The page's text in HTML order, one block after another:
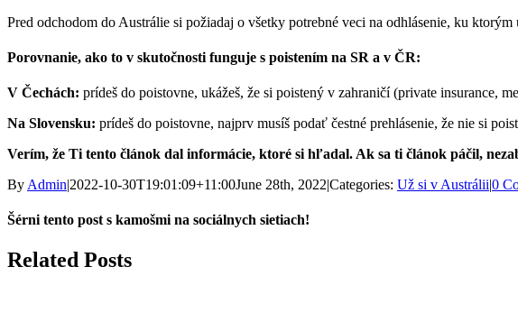
Pred odchodom do Austrálie si požiadaj o všetky potrebné veci na odhlásenie, ku
Porovnanie, ako to v skutočnosti funguje s poistením na SR a v ČR:
V Čechách: prídeš do poistovne, ukážeš, že si poistený v zahraničí (private insurance,
Na Slovensku: prídeš do poistovne, najprv musíš podať čestné prehlásenie, že nie si
Verím, že Ti tento článok dal informácie, ktoré si hľadal. Ak sa ti článok páčil,
By Admin|2022-10-30T19:01:09+11:00June 28th, 2022|Categories: Už si v Austrálii|0
Šérni tento post s kamošmi na sociálnych sietiach!
Facebook
X
LinkedIn
WhatsApp
Pinterest
Related Posts